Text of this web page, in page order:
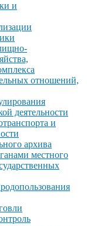
и
отношений,
деятельности
и
архива
местного